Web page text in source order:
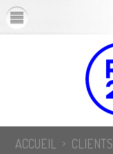
ACCUEIL CLIENTS